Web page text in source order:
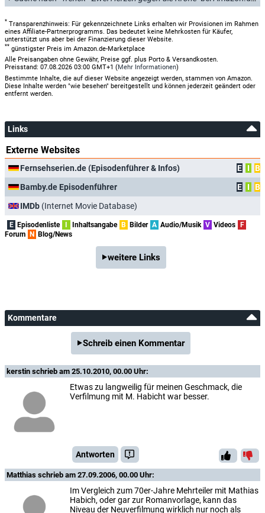
* Transparenzhinweis: Für gekennzeichnete Links erhalten wir Provisionen im Rahmen
eines Affiliate-Partnerprogramms. Das bedeutet keine Mehrkosten für Käufer,
unterstützt uns aber bei der Finanzierung dieser Website.
** günstigster Preis im Amazon.de-Marketplace
Alle Preisangaben ohne Gewähr, Preise ggf. plus Porto & Versandkosten.
Preisstand: 07.08.2026 03:00 GMT+1 (Mehr Informationen)
Bestimmte Inhalte, die auf dieser Website angezeigt werden, stammen von Amazon.
Diese Inhalte werden "wie besehen" bereitgestellt und können jederzeit geändert oder
entfernt werden.
Links
Externe Websites
Fernsehserien.de (Episodenführer & Infos) E I
B
Bamby.de Episodenführer
E I
B
IMDb (Internet Movie Database)
E Episodenliste Inhaltsangabe B Bilder A Audio/Musik V Videos
F
Forum
N Blog/News
weitere Links
Kommentare
Schreib einen Kommentar
kerstin schrieb am 25.10.2010, 00.00 Uhr:
Etwas zu langweilig für meinen Geschmack, die
Verfilmung mit M. Habicht war besser.
Antworten
Matthias schrieb am 27.09.2006, 00.00 Uhr:
Im Vergleich zum 70er-Jahre Mehrteiler mit Mathias
Habich, oder gar zur Romanvorlage, kann das
Niveau der Neuverfilmung wirklich nur noch als